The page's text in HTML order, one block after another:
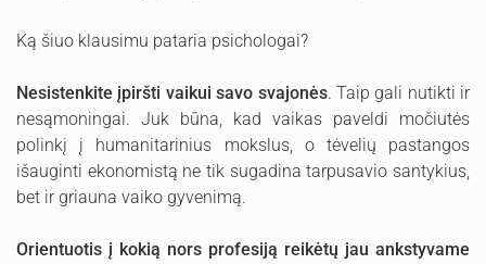
Ką šiuo klausimu pataria psichologai?
Nesistenkite įpiršti vaikui savo svajonės. Taip gali nutikti ir
nesąmoningai. Juk būna, kad vaikas paveldi močiutės
polinkį į humanitarinius mokslus, o tėvelių pastangos
išauginti ekonomistą ne tik sugadina tarpusavio santykius,
bet ir griauna vaiko gyvenimą.
Orientuotis į kokią nors profesiją reikėtų jau ankstyvame